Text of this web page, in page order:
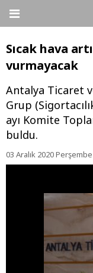
Sıcak hava
vurmayacak
Antalya Ticaret ve
Grup
ayı Komite
buldu.
03 Aralık 2020